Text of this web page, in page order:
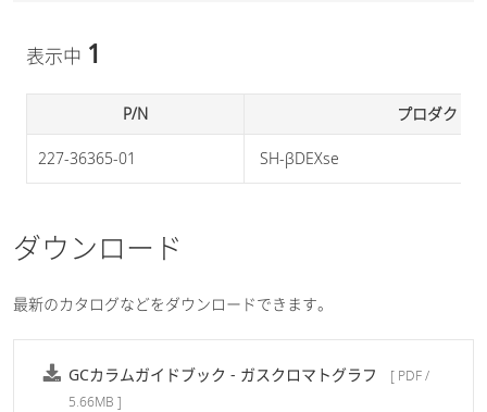
表示中 1
P/N プロダクト
227-36365-01 SH-βDEXse
ダウンロード
最新のカタログなどをダウンロードできます。
GCカラムガイドブック - ガスクロマトグラフ
[ PDF /
5.66MB ]